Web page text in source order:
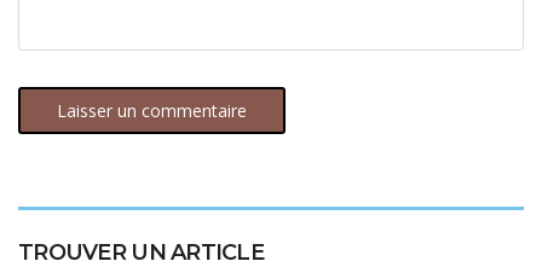
TROUVER UN ARTICLE